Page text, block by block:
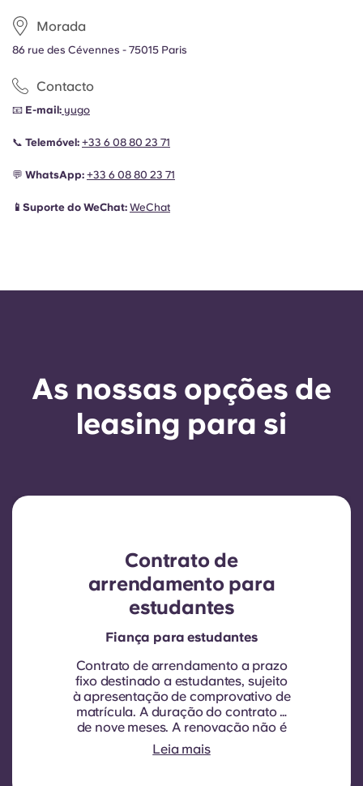
Morada
86 rue des Cévennes - 75015 Paris
Contacto
📧 E-mail: yugo
📞 Telemóvel: +33 6 08 80 23 71
💬 WhatsApp: +33 6 08 80 23 71
📱Suporte do WeChat: WeChat
As nossas opções de
leasing para si
Contrato de
arrendamento para
estudantes
Fiança para estudantes
Contrato de arrendamento a prazo
fixo destinado a estudantes, sujeito
à apresentação de comprovativo de
matrícula. A duração do contrato é
de nove meses. A renovação não é
automática, mas pode ser proposta
através de um novo contrato, sujeita
Leia mais